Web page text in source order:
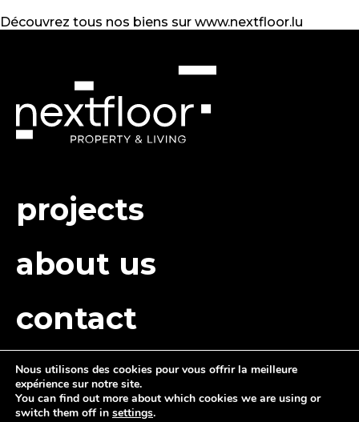
Découvrez tous nos biens sur www.nextfloor.lu
projects
about us
contact
Nous utilisons des cookies pour vous offrir la meilleure
expérience sur notre site.
You can find out more about which cookies we are using or
switch them off in settings.